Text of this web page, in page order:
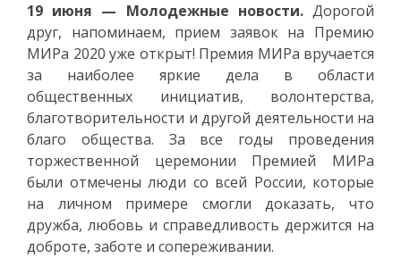
19 июня — Молодежные новости.Дорогой
друг, напоминаем, прием заявок на Премию
МИРа 2020 уже открыт! Премия МИРа вручается
за наиболее яркие дела в области
общественных инициатив, волонтерства,
благотворительности и другой деятельности на
благо общества. За все годы проведения
торжественной церемонии Премией МИРа
были отмечены люди со всей России, которые
на личном примере смогли доказать, что
дружба, любовь и справедливость держится на
доброте, заботе и сопереживании.